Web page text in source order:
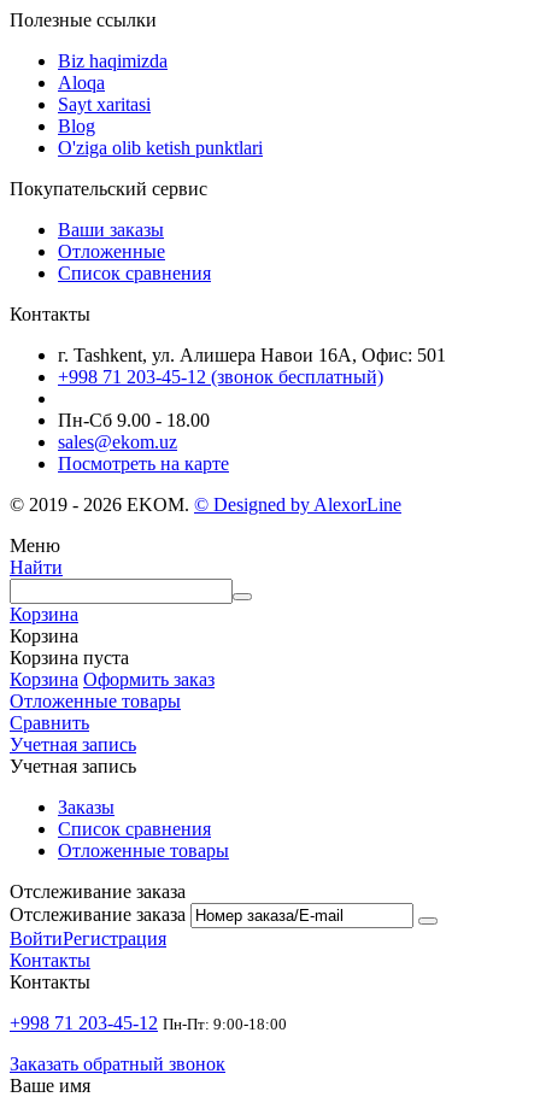
Полезные ссылки
Biz haqimizda
Aloqa
Sayt xaritasi
Blog
O'ziga olib ketish punktlari
Покупательский сервис
Ваши заказы
Отложенные
Список сравнения
Контакты
г. Tashkent, ул. Алишера Навои 16А, Офис: 501
+998 71 203-45-12 (звонок бесплатный)
Пн-Cб 9.00 - 18.00
sales@ekom.uz
Посмотреть на карте
© 2019 - 2026 EKOM. © Designed by AlexorLine
Меню
Найти
Корзина
Корзина
Корзина пуста
Корзина Оформить заказ
Отложенные товары
Сравнить
Учетная запись
Учетная запись
Заказы
Список сравнения
Отложенные товары
Отслеживание заказа
Отслеживание заказа
ВойтиРегистрация
Контакты
Контакты
+998 71 203-45-12 Пн-Пт: 9:00-18:00
Заказать обратный звонок
Ваше имя